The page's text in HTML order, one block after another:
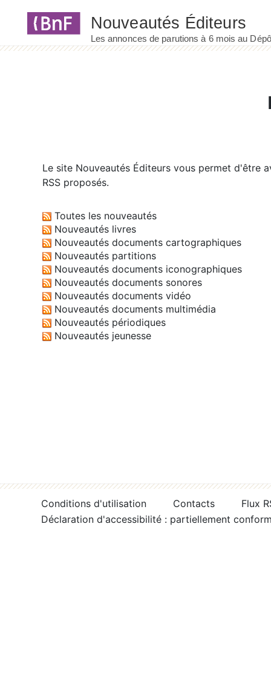
Le site Nouveautés Éditeurs vous permet d'être
RSS proposés.
Toutes les nouveautés
Nouveautés livres
Nouveautés documents cartographiques
Nouveautés partitions
Nouveautés documents iconographiques
Nouveautés documents sonores
Nouveautés documents vidéo
Nouveautés documents multimédia
Nouveautés périodiques
Nouveautés jeunesse
Conditions d'utilisation Contacts
Flux
Déclaration d'accessibilité : partiellement